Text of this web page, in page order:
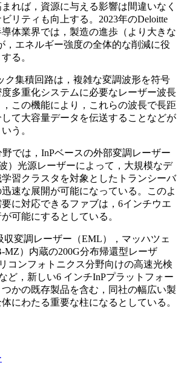
れば，資源に与える影響は間違いなく
リティも向上する。2023年のDeloitte
体業界では，製造の進歩（より大きな
，エネルギー強度の全体的な削減に役
る。
ク集積回路は，複雑な変調波形を符号
多重化システムに必要なレーザー波長
この機能により，これらの波長で長距
て大容量データを伝送することなどが
う。
では，InPベースの外部変調レーザー
）光源レーザーによって，大規模なデ
習クラスタを対象としたトランシーバ
速な展開が可能になっている。このよ
に対応できるファブは，6インチウエ
可能にするとしている。
収変調レーザー（EML），マッハツェ
MZ）内蔵の200G分布帰還型レーザ
コンフォトニクス分野向けの高速光検
ど，新しい6 インチInPプラットフォー
かの既存製品を含む，同社の幅広い製
にわたる重要な柱になるとしている。